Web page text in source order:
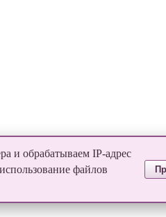
и обрабатываем IP-адрес
файлов